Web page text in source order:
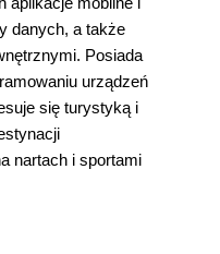
danych, a także
Posiada
urządzeń
się turystyką i
nartach i sportami